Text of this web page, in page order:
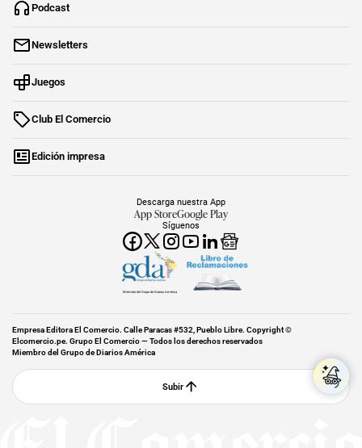
Podcast
Newsletters
Juegos
Club El Comercio
Edición impresa
Síguenos
Descarga nuestra App
App StoreGoogle Play
Miembro del Grupo de Diarios América
Empresa Editora El Comercio. Calle Paracas #532, Pueblo Libre. Copyright ©
Elcomercio.pe. Grupo El Comercio — Todos los derechos reservados
Miembro del Grupo de Diarios América
Subir